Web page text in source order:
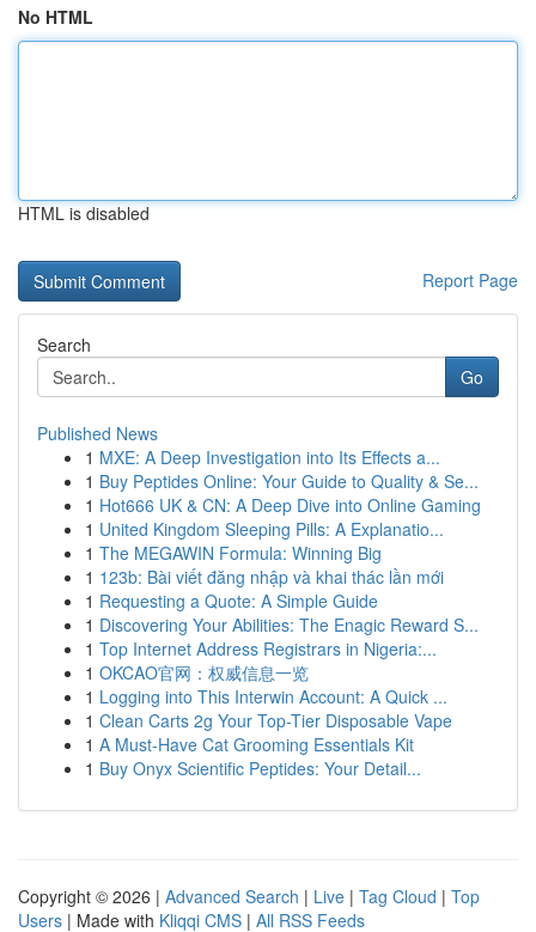
No HTML
HTML is disabled
Report Page
Search
Go
Published News
1 MXE: A Deep Investigation into Its Effects a...
1 Buy Peptides Online: Your Guide to Quality & Se...
1 Hot666 UK & CN: A Deep Dive into Online Gaming
1 United Kingdom Sleeping Pills: A Explanatio...
1 The MEGAWIN Formula: Winning Big
1 123b: Bài viết đăng nhập và khai thác lần mới
1 Requesting a Quote: A Simple Guide
1 Discovering Your Abilities: The Enagic Reward S...
1 Top Internet Address Registrars in Nigeria:...
1 OKCAO官网：权威信息一览
1 Logging into This Interwin Account: A Quick ...
1 Clean Carts 2g Your Top-Tier Disposable Vape
1 A Must-Have Cat Grooming Essentials Kit
1 Buy Onyx Scientific Peptides: Your Detail...
Copyright © 2026 | Advanced Search | Live | Tag Cloud | Top
Users | Made with Kliqqi CMS | All RSS Feeds